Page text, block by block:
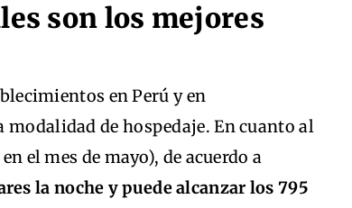
son los mejores
en Perú y en
de hospedaje. En cuanto al
el mes de mayo), de acuerdo a
la noche y puede alcanzar los 795